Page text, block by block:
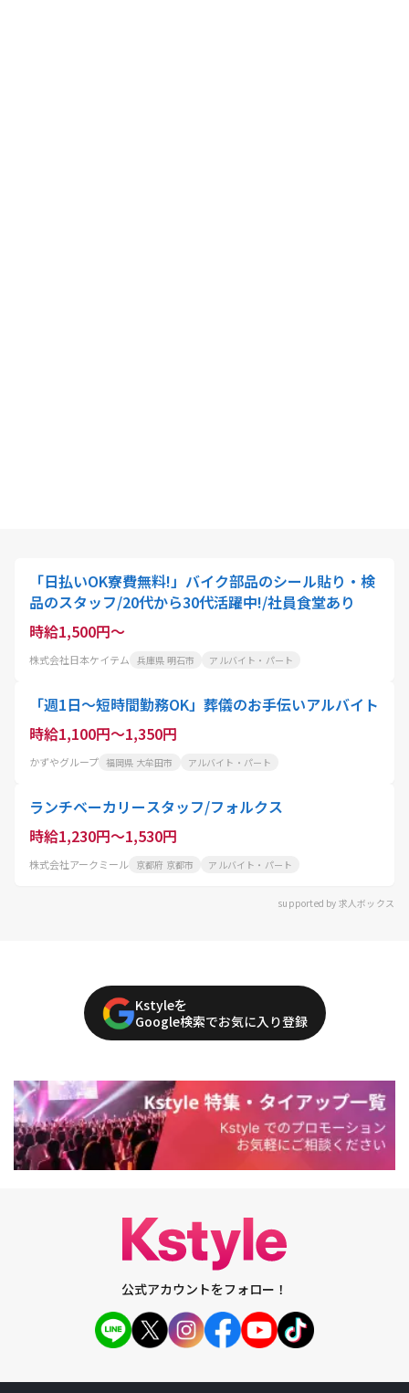
「日払いOK寮費無料!」バイク部品のシール貼り・検
品のスタッフ/20代から30代活躍中!/社員食堂あり
時給1,500円～
株式会社日本ケイテム 兵庫県 明石市 アルバイト・パート
「週1日～短時間勤務OK」葬儀のお手伝いアルバイト
時給1,100円～1,350円
かずやグループ 福岡県 大牟田市 アルバイト・パート
ランチベーカリースタッフ/フォルクス
時給1,230円～1,530円
株式会社アークミール 京都府 京都市 アルバイト・パート
supported by 求人ボックス
Kstyleを
Google検索でお気に入り登録
公式アカウントをフォロー！